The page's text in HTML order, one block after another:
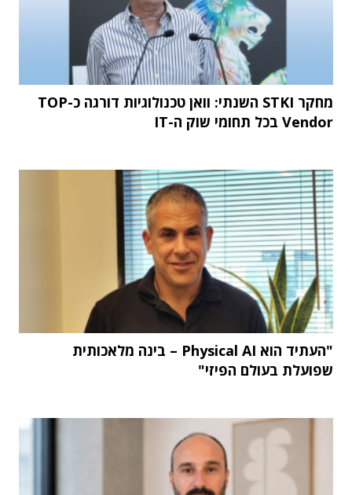
מחקר STKI השנתי: וואן טכנולוגיות דורגה כ-TOP
Vendor בכל תחומי שוק ה-IT
"העתיד הוא Physical AI – בינה מלאכותית
שפועלת בעולם הפיזי"